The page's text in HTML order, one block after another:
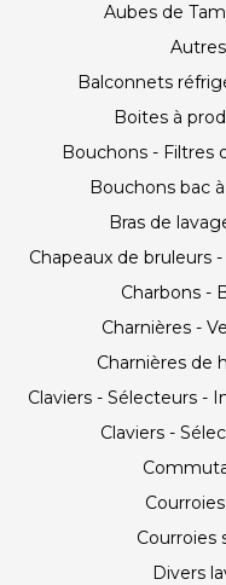
Aubes de
Balconnets
Boites à
Bouchons - Filtres
Bouchons bac
Bras de
Chapeaux de bruleurs
Charbons -
Charnières -
Charnières de
Claviers - Sélecteurs -
Claviers -
Courroies
Divers